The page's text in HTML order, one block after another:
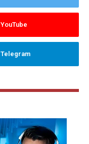
YouTube
Telegram